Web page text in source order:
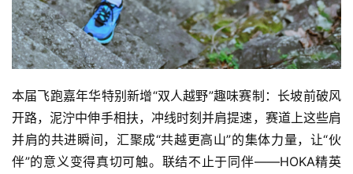
本届飞跑嘉年华特别新增“双人越野”趣味赛制：长坡前破风
开路，泥泞中伸手相扶，冲线时刻并肩提速，赛道上这些肩
并肩的共进瞬间，汇聚成“共越更高山”的集体力量，让“伙
伴”的意义变得真切可触。联结不止于同伴——HOKA精英